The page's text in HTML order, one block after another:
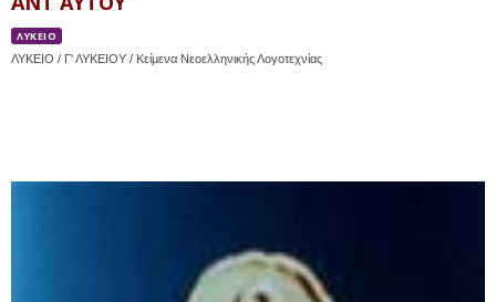
ΛΥΚΕΙΟ
ΛΥΚΕΙΟ / Γ' ΛΥΚΕΙΟΥ / Κείμενα Νεοελληνικής Λογοτεχνίας